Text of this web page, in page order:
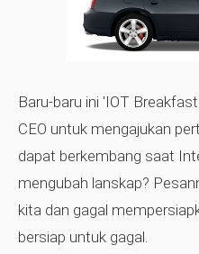
Baru-baru ini 'IOT
CEO untuk mengajukan
dapat berkembang saat
mengubah lanskap?
kita dan gagal
bersiap untuk gagal.